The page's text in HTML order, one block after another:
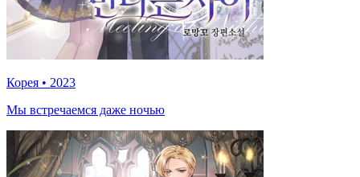
Корея • 2023
Мы встречаемся даже ночью